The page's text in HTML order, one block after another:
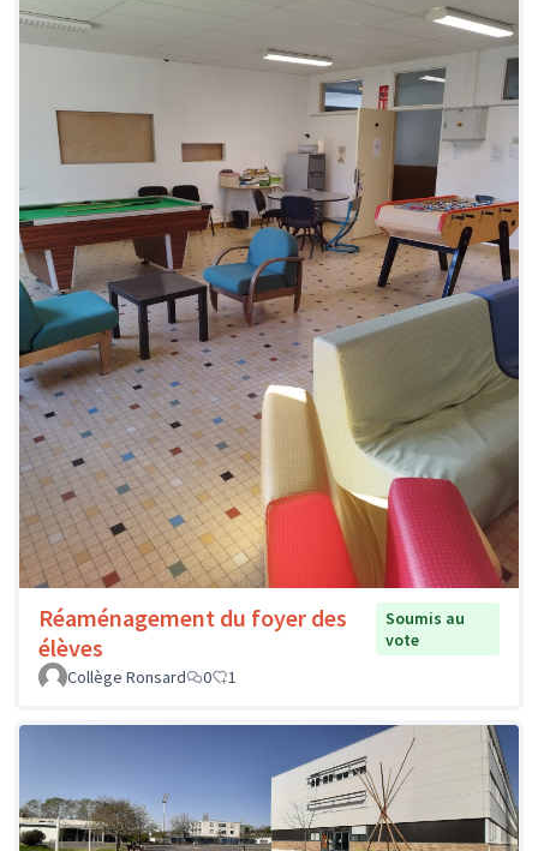
Réaménagement du foyer des
élèves
Soumis au
vote
Collège Ronsard
0 1